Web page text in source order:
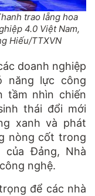
trao lẵng hoa
4.0 Việt Nam,
Hiếu/TTXVN
doanh nghiệp
năng lực công
tầm nhìn chiến
thái đổi mới
xanh và phát
nòng cốt trong
Đảng, Nhà
nghệ.
để các nhà